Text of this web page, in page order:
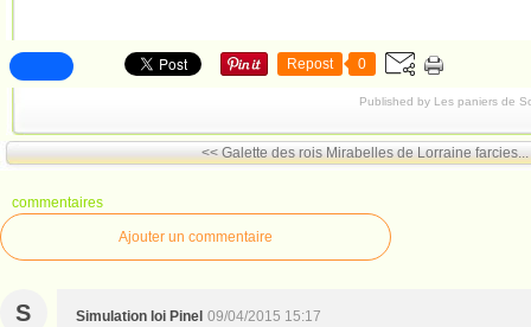
Repost 0
Published by Les paniers de
<< Galette des rois Mirabelles de Lorraine
commentaires
Ajouter un commentaire
S Simulation loi Pinel 09/04/2015 15:17